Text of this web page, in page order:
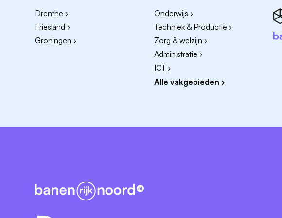
Stelt projectplannen, rapportages en
Zijn we een match?
Een stevige en verbindende projectleider met gevoel voor
Hebt ervaring met projectmanagement,
zorgcoördinatie, triageprocessen of regionale
Begrijpt hoe zorgprocessen, patiëntstromen, capaciteit
Kunt strategische doelen vertalen naar concrete
Bent sterk in organiseren, plannen, prioriteren en
Drenthe ›
Friesland ›
Groningen ›
Onderwijs ›
Techniek & Productie ›
Zorg & welzijn ›
Administratie ›
ICT ›
Alle vakgebieden ›